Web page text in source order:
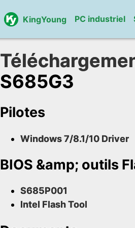
KingYoung PC industriel
S685G3
Pilotes
Windows 7/8.1/10 Driver
BIOS &amp; outils
S685P001
Intel Flash Tool